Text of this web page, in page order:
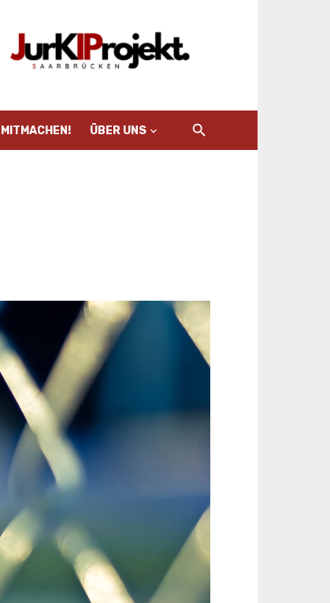
MITMACHEN! ÜBER UNS